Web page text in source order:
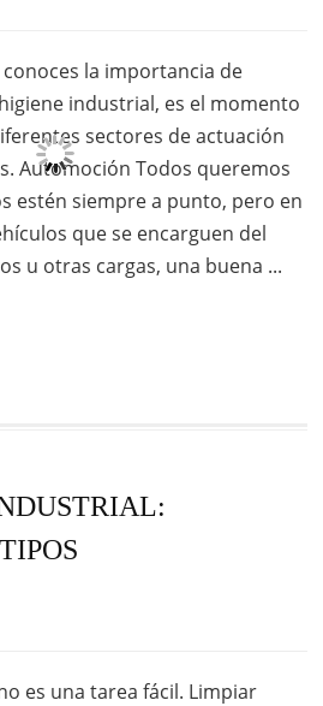
la importancia de
industrial, es el momento
sectores de actuación
Automoción Todos queremos
estén siempre a punto, pero en
que se encarguen del
u otras cargas, una buena ...
es una tarea fácil. Limpiar